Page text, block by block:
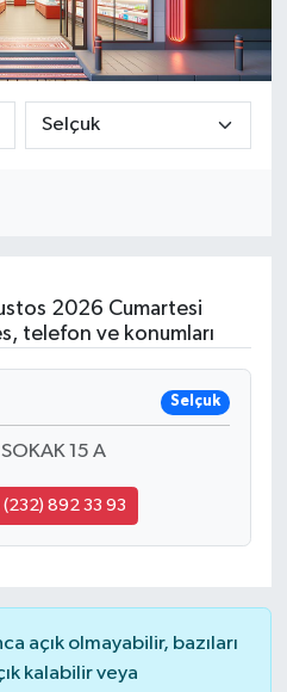
2026 Cumartesi
telefon ve konumları
Selçuk
15 A
(232) 892 33 93
açık olmayabilir, bazıları
kalabilir veya